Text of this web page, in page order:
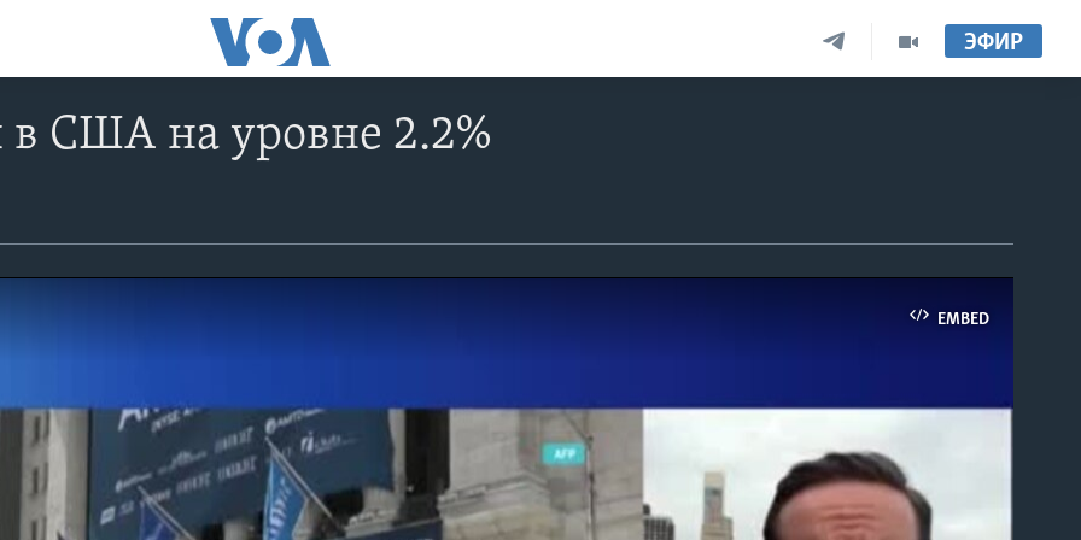
ЭФИР
США на уровне 2.2%
EMBED